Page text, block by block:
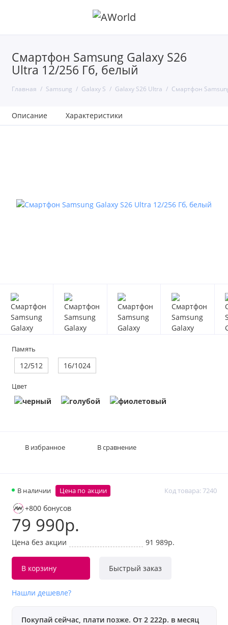
Смартфон Samsung Galaxy S26
Ultra 12/256 Гб, белый
Главная Samsung Galaxy S Galaxy S26 Ultra Смартфон
Описание Характеристики
Память
12/512 16/1024
Цвет
В наличии Код товара: 7240
Цена по акции
+800 бонусов
79 990р.
Цена без акции 91 989р.
В корзину Быстрый заказ
Нашли дешевле?
Покупай сейчас, плати позже. От 2 222р. в месяц
В избранное В сравнение